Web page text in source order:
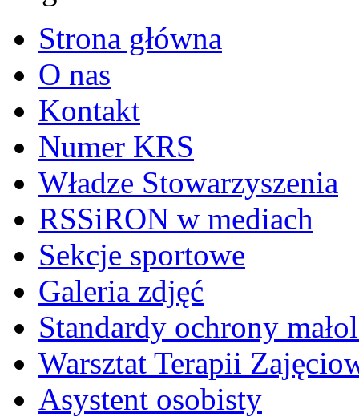
Strona główna
O nas
Kontakt
Numer KRS
Władze Stowarzyszenia
RSSiRON w mediach
Sekcje sportowe
Galeria zdjęć
Standardy ochrony
Warsztat Terapii
Asystent osobisty